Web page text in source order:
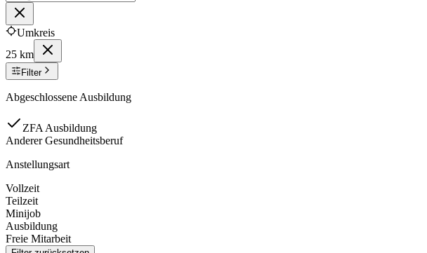
Umkreis
25 km
Filter
Abgeschlossene Ausbildung
ZFA Ausbildung
Anderer Gesundheitsberuf
Anstellungsart
Vollzeit
Teilzeit
Minijob
Ausbildung
Freie Mitarbeit